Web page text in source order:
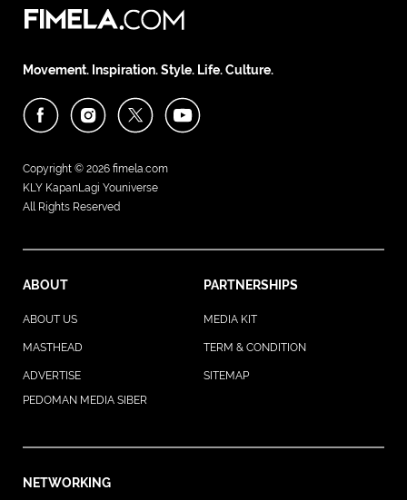
Movement. Inspiration. Style. Life. Culture.
Copyright © 2026 fimela.com
KLY KapanLagi Youniverse
All Rights Reserved
ABOUT PARTNERSHIPS
ABOUT US MEDIA KIT
MASTHEAD TERM & CONDITION
ADVERTISE
SITEMAP
PEDOMAN MEDIA SIBER
NETWORKING